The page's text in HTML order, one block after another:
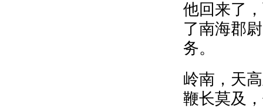
他回来了
了南海郡
务。
岭南，天
鞭长莫及